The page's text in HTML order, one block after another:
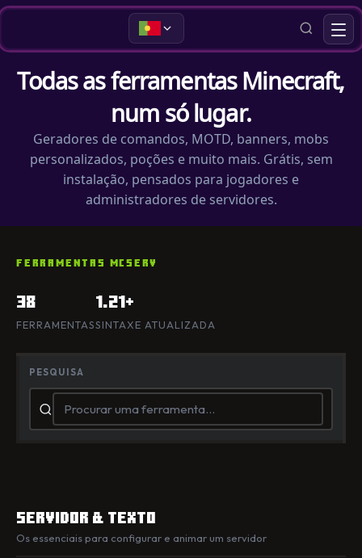
Todas as ferramentas Minecraft,
num só lugar.
Geradores de comandos, MOTD, banners, mobs
personalizados, poções e muito mais. Grátis, sem
instalação, pensados para jogadores e
administradores de servidores.
FERRAMENTAS MCSERV
38
FERRAMENTAS
1.21+
SINTAXE ATUALIZADA
PESQUISA
Servidor & texto
Os essenciais para configurar e animar um servidor